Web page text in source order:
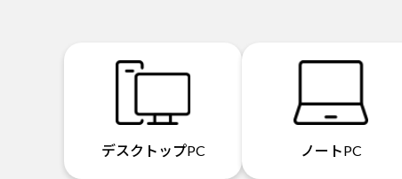
デスクトップPC ノートPC